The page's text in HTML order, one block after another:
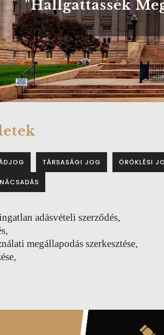
"Hallgattassék
TÁRSASÁGI JOG ÖRÖKLÉSI
adásvételi szerződés,
megállapodás szerkesztése,